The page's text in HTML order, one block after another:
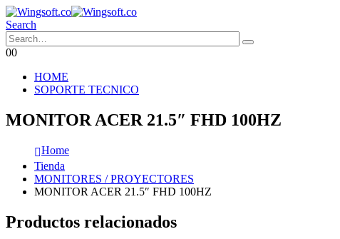
Search
00
HOME
SOPORTE TECNICO
MONITOR ACER 21.5″ FHD 100HZ
Home
Tienda
MONITORES / PROYECTORES
MONITOR ACER 21.5″ FHD 100HZ
Productos relacionados